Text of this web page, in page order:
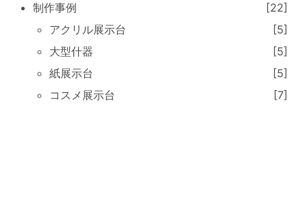
制作事例
[22]
アクリル展示台
[5]
大型什器
[5]
紙展示台
[5]
コスメ展示台
[7]